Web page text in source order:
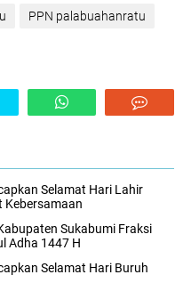
PPN palabuahanratu
Selamat Hari Lahir
Kebersamaan
Sukabumi Fraksi
Adha 1447 H
Selamat Hari Buruh